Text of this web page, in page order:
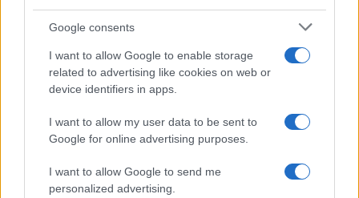
Google consents
I want to allow Google to enable storage
related to advertising like cookies on web or
device identifiers in apps.
I want to allow my user data to be sent to
Google for online advertising purposes.
I want to allow Google to send me
personalized advertising.